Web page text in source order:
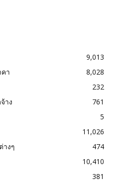
9,013
า
8,028
232
าง
761
5
11,026
งๆ
474
10,410
381